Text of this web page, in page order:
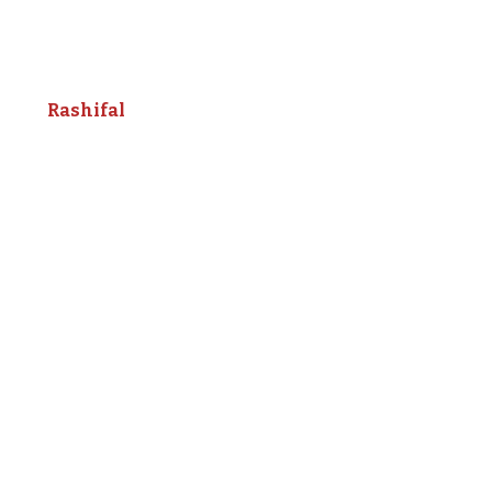
Rashifal